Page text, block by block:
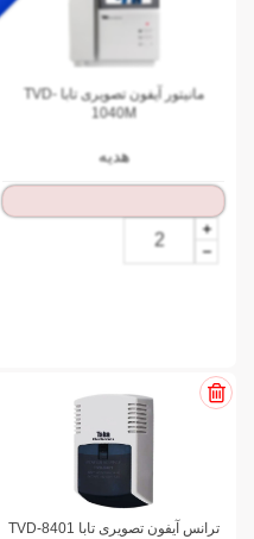
مانیتور آیفون تصویری تابا TVD-
1040M
هدیه
ترانس آیفون تصویری تابا TVD-8401